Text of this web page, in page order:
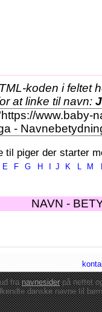
koden i feltet
at linke til navn:
til piger der starter
E F G H J K L M
NAVN -
franavnesiderpå nettet
danskenavne til børn